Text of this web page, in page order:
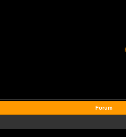
Forum